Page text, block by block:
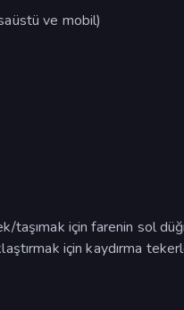
ve mobil)
taşımak için farenin sol
için kaydırma